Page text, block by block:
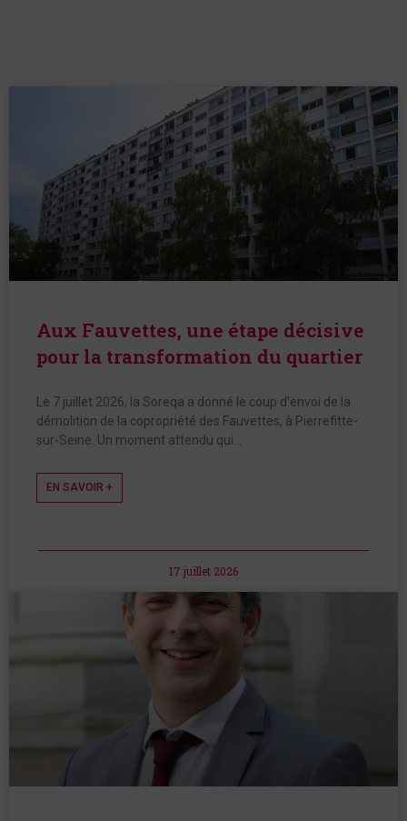
Aux Fauvettes, une étape décisive
pour la transformation du quartier
Le 7 juillet 2026, la Soreqa a donné le coup d’envoi de la
démolition de la copropriété des Fauvettes, à Pierrefitte-
sur-Seine. Un moment attendu qui…
EN SAVOIR +
17 juillet 2026